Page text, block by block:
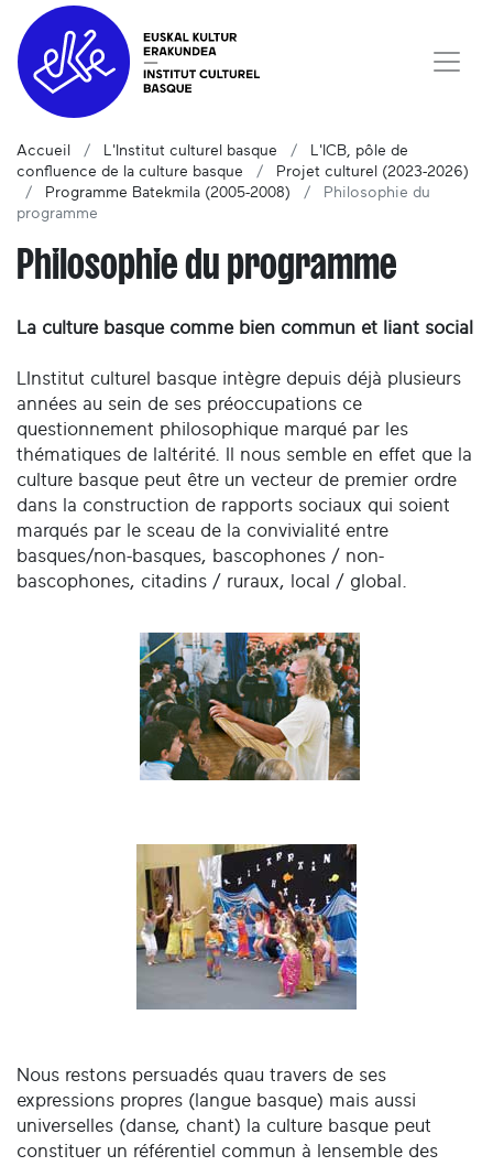
Accueil L'Institut culturel basque
L'ICB, pôle de
confluence de la culture basque
Projet culturel (2023-2026)
Programme Batekmila (2005-2008)
Philosophie du
programme
Philosophie du programme
La culture basque comme bien commun et liant social
LInstitut culturel basque intègre depuis déjà plusieurs
années au sein de ses préoccupations ce
questionnement philosophique marqué par les
thématiques de laltérité. Il nous semble en effet que la
culture basque peut être un vecteur de premier ordre
dans la construction de rapports sociaux qui soient
marqués par le sceau de la convivialité entre
basques/non-basques, bascophones / non-
bascophones, citadins / ruraux, local / global.
Nous restons persuadés quau travers de ses
expressions propres (langue basque) mais aussi
universelles (danse, chant) la culture basque peut
constituer un référentiel commun à lensemble des